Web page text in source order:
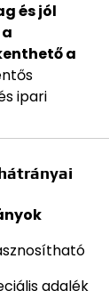
és jól
a
ipari
adalék